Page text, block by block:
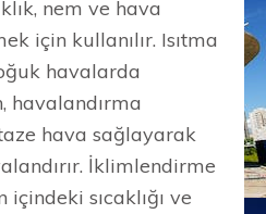
nem ve hava
için kullanılır. Isıtma
havalarda
havalandırma
hava sağlayarak
İklimlendirme
sıcaklığı ve